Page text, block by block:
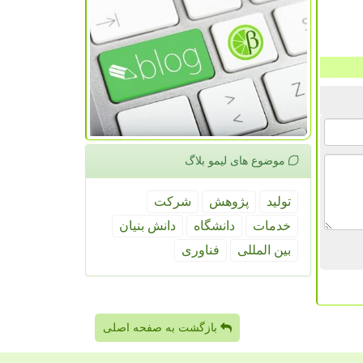
موضوع های لیمو بلاگ
تولید پژوهش
شركت
خدمات
دانشگاه
دانش بنیان
بین المللی
فناوری
بازگشت به صفحه اصلی